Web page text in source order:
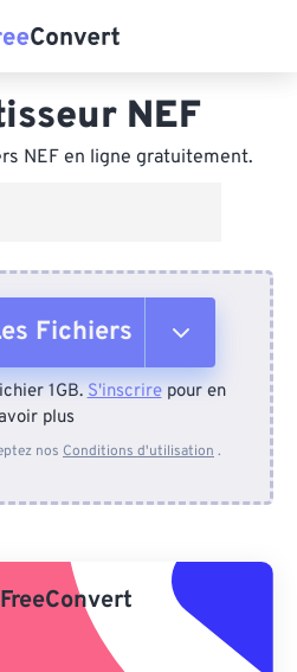
NEF
NEF en ligne gratuitement.
Fichiers
l'appareil
Drive
1GB.S'inscrirepour en
plus
nos Conditions d'utilisation .
FreeConvert